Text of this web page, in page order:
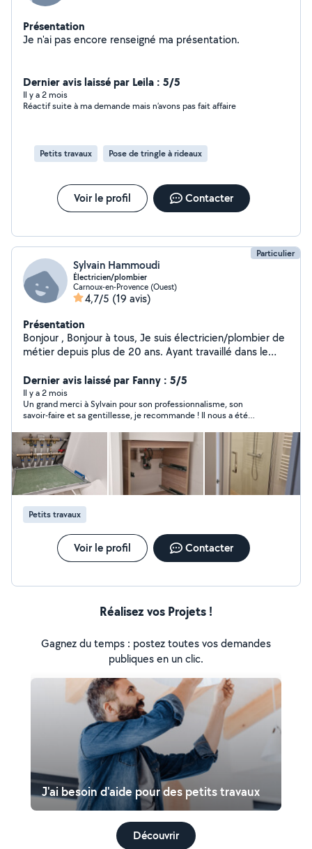
Présentation
Je n'ai pas encore renseigné ma présentation.
Dernier avis laissé par Leila : 5/5
Il y a 2 mois
Réactif suite à ma demande mais n’avons pas fait affaire
Petits travaux Pose de tringle à rideaux
Voir le profil Contacter
Particulier
Sylvain Hammoudi
Électricien/plombier
Carnoux-en-Provence (Ouest)
4,7/5 (19 avis)
Présentation
Bonjour , Bonjour à tous, Je suis électricien/plombier de
métier depuis plus de 20 ans. Ayant travaillé dans le
approfondie dans les autres corps de métier tel que la
petite maçonnerie, le plaque, pose de cuisine etc...
Voilà pour ma présentation. A+++
Dernier avis laissé par Fanny : 5/5
Il y a 2 mois
Un grand merci à Sylvain pour son professionnalisme, son
savoir-faire et sa gentillesse, je recommande ! Il nous a été
Petits travaux
Voir le profil Contacter
Réalisez vos Projets !
Gagnez du temps : postez toutes vos demandes
publiques en un clic.
J'ai besoin d'aide pour des petits travaux
Découvrir